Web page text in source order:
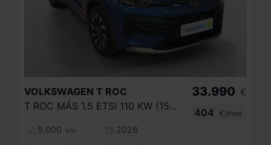
VOLKSWAGEN T ROC
T ROC MÁS 1.5 ETSI 110 KW (150 CV) AUTOMÁTICO DSG 7 VEL.
5.000 km
2026
33.990 €
404
€/mes